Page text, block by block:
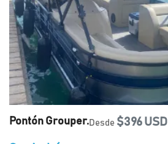
Pontón Grouper.Desde $396 USD